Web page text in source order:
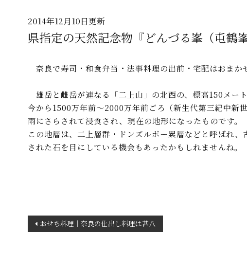
2014年12月10日更新
県指定の天然記念物『どんづる峯（屯鶴
奈良で寿司・和食弁当・法事料理の出前・宅配はおまか
雄岳と雌岳が連なる「二上山」の北西の、標高150メー
今から1500万年前～2000万年前ごろ（新生代第三紀中新
雨にさらされて浸食され、現在の地形になったものです。
この地層は、二上層群・ドンズルボー累層などと呼ばれ
された石を目にしている機会もあったかもしれませんね。
稿
おせち料理｜奈良の仕出し料理は甚八